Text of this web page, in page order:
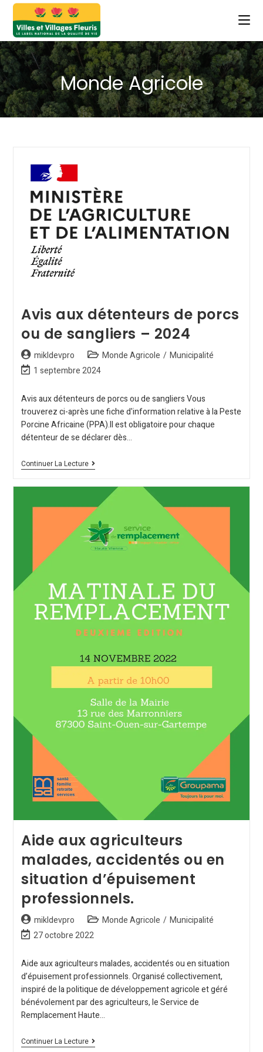
Monde Agricole
Avis aux détenteurs de porcs
ou de sangliers – 2024
mikldevpro Monde Agricole / Municipalité
1 septembre 2024
Avis aux détenteurs de porcs ou de sangliers Vous
trouverez ci-après une fiche d'information relative à la Peste
Porcine Africaine (PPA).Il est obligatoire pour chaque
détenteur de se déclarer dès…
Continuer La Lecture
Aide aux agriculteurs
malades, accidentés ou en
situation d’épuisement
professionnels.
mikldevpro Monde Agricole / Municipalité
27 octobre 2022
Aide aux agriculteurs malades, accidentés ou en situation
d’épuisement professionnels. Organisé collectivement,
inspiré de la politique de développement agricole et géré
bénévolement par des agriculteurs, le Service de
Remplacement Haute…
Continuer La Lecture